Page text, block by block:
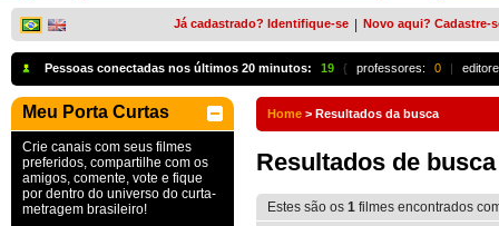
Já cadastrado? Identifique-se Novo aqui? Cadastre-
Pessoas conectadas nos últimos 20 minutos: 19 { professores: 0 |
Meu Porta Curtas
Crie canais com seus filmes
preferidos, compartilhe com os
amigos, comente, vote e fique
por dentro do universo do curta-
metragem brasileiro!
Home > Resultados da busca
Resultados de busca
Estes são os 1 filmes encontrados